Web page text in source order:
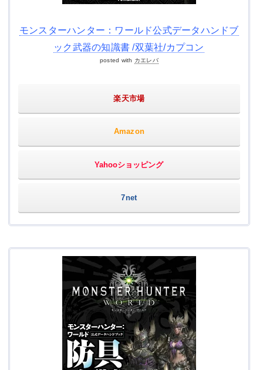
モンスターハンター：ワールド公式データハンドブ
ック武器の知識書 /双葉社/カプコン
posted with カエレバ
楽天市場
Amazon
Yahooショッピング
7net